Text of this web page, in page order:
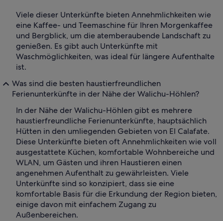
Viele dieser Unterkünfte bieten Annehmlichkeiten wie
eine Kaffee- und Teemaschine für Ihren Morgenkaffee
und Bergblick, um die atemberaubende Landschaft zu
genießen. Es gibt auch Unterkünfte mit
Waschmöglichkeiten, was ideal für längere Aufenthalte
ist.
Was sind die besten haustierfreundlichen
Ferienunterkünfte in der Nähe der Walichu-Höhlen?
In der Nähe der Walichu-Höhlen gibt es mehrere
haustierfreundliche Ferienunterkünfte, hauptsächlich
Hütten in den umliegenden Gebieten von El Calafate.
Diese Unterkünfte bieten oft Annehmlichkeiten wie voll
ausgestattete Küchen, komfortable Wohnbereiche und
WLAN, um Gästen und ihren Haustieren einen
angenehmen Aufenthalt zu gewährleisten. Viele
Unterkünfte sind so konzipiert, dass sie eine
komfortable Basis für die Erkundung der Region bieten,
einige davon mit einfachem Zugang zu
Außenbereichen.